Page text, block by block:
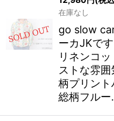
在庫なし
go slow
ーカJKで
リネンコ
ストな雰
柄プリン
総柄フル